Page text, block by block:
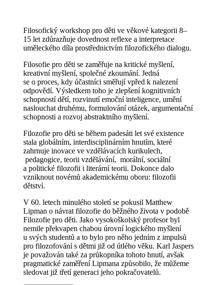
Filosofický workshop pro děti ve věkové kategorii 8–
15 let zdůrazňuje dovednost reflexe a interpretace
uměleckého díla prostřednictvím filozofického dialogu.
Filosofie pro děti se zaměřuje na kritické myšlení,
kreativní myšlení, společné zkoumání. Jedná
se o proces, kdy účastníci směřují vpřed k nalezení
odpovědí. Výsledkem toho je zlepšení kognitivních
schopností dětí, rozvinutí emoční inteligence, umění
naslouchat druhému, formulování otázek, argumentační
schopnosti a rozvoj abstraktního myšlení.
Filozofie pro děti se během padesáti let své existence
stala globálním, interdisciplinárním hnutím, které
zahrnuje inovace ve vzdělávacích kurikulech,
pedagogice, teorii vzdělávání, morální, sociální
a politické filozofii i literární teorii. Dokonce dalo
vzniknout novémů akademickému oboru: filozofii
dětství.
V 60. letech minulého století se pokusil Matthew
Lipman o návrat filozofie do běžného života v podobě
Filozofie pro děti. Jako vysokoškolský profesor byl
nemile překvapen chabou úrovní logického myšlení
u svých studentů a to bylo pro něho jedním z impulsů
pro filozofování s dětmi již od útlého věku. Karl Jaspers
je považován také za průkopníka tohoto hnutí, avšak
pragmatické zaměření Lipmana způsobilo, že můžeme
sledovat již třetí generaci jeho pokračovatelů.